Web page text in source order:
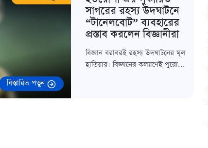
বিস্তারিত পড়ুন
সাগরের রহস্য উদঘাটনে
“টানেলবোট” ব্যবহারের
প্রস্তাব করলেন বিজ্ঞানীরা
বিজ্ঞান বরাবরই রহস্য উদঘাটনের মূল
হাতিয়ার। বিজ্ঞানের কল্যাণেই পুরো...